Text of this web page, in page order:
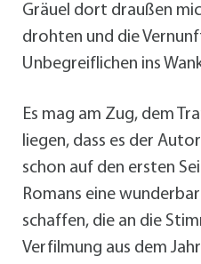
Gräuel dort draußen
drohten und die
Unbegreiflichen ins
Es mag am Zug, dem
liegen, dass es der
schon auf den ersten
Romans eine
schaffen, die an die
Verfilmung aus dem